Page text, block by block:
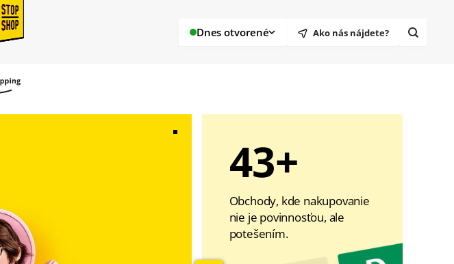
Dnes otvorené Ako nás nájdete?
43+
Obchody, kde nakupovanie
nie je povinnosťou, ale
potešením.